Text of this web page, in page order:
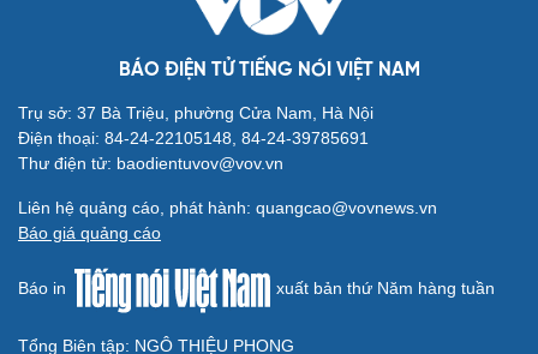
BÁO ĐIỆN TỬ TIẾNG NÓI VIỆT NAM
Trụ sở: 37 Bà Triệu, phường Cửa Nam, Hà Nội
Điện thoại: 84-24-22105148, 84-24-39785691
Thư điện tử: baodientuvov@vov.vn
Liên hệ quảng cáo, phát hành: quangcao@vovnews.vn
Báo giá quảng cáo
Báo in xuất bản thứ Năm hàng tuần
Tổng Biên tập: NGÔ THIỆU PHONG